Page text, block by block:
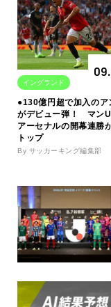
09.
イングランド
●130億円超で加入のア
がデビュー弾！ マン
アーセナルの開幕連勝
トップ
By サッカーキング編集部